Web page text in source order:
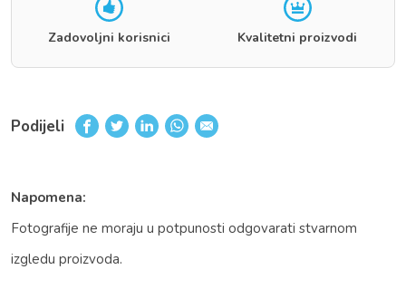
Zadovoljni korisnici Kvalitetni proizvodi
Podijeli
Napomena:
Fotografije ne moraju u potpunosti odgovarati stvarnom
izgledu proizvoda.